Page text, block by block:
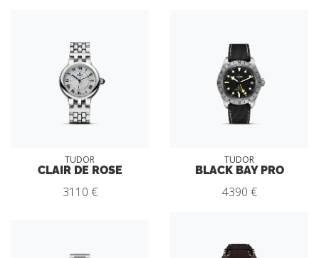
TUDOR
CLAIR DE ROSE
3110 €
TUDOR
BLACK BAY PRO
4390 €